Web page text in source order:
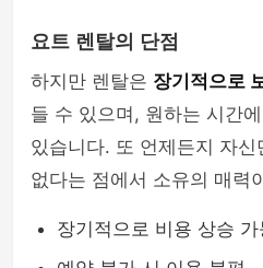
요트 렌탈의 단점
하지만 렌탈은 장기적으로
들 수 있으며, 원하는 시간
있습니다. 또 언제든지 자
없다는 점에서 소유의 매력
장기적으로 비용 상승 가